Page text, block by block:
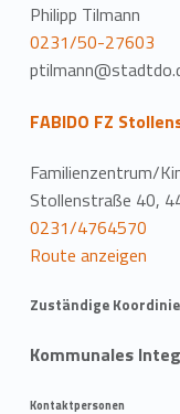
Philipp Tilmann
0231/50-27603
FABIDO FZ
Familienzentrum/
Stollenstraße 40,
0231/4764570
Route anzeigen
Zuständige
Kommunales
Kontaktpersonen